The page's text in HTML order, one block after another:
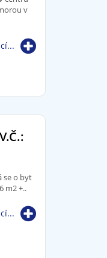
v
se o byt
m2 +..